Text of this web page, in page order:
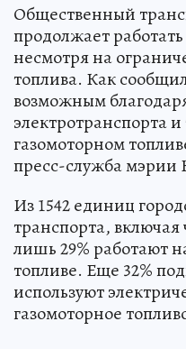
Общественный
продолжает
несмотря на
топлива. Как
возможным
электротранспорта
газомоторном
пресс-служба мэрии
Из 1542 единиц
транспорта, включая
лишь 29% работают
топливе. Еще 32%
используют
газомоторное